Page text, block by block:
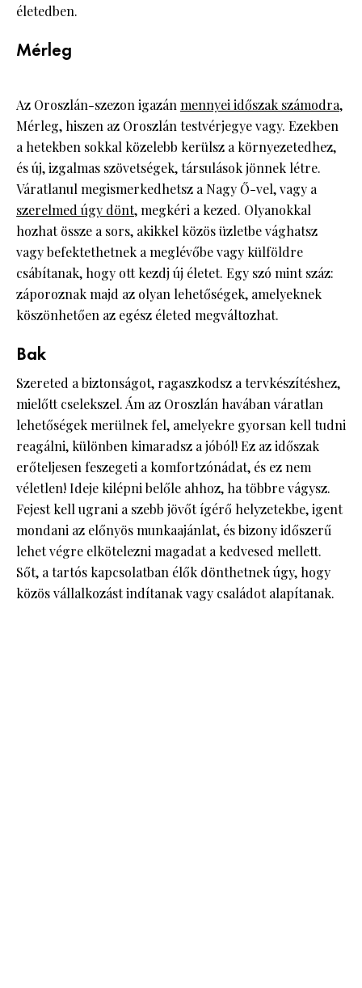
életedben.
Mérleg
Az Oroszlán-szezon igazánmennyei időszak számodra,
Mérleg, hiszen az Oroszlán testvérjegye vagy. Ezekben
a hetekben sokkal közelebb kerülsz a környezetedhez,
és új, izgalmas szövetségek, társulások jönnek létre.
Váratlanul megismerkedhetsz a Nagy Ő-vel, vagy a
szerelmed úgy dönt, megkéri a kezed. Olyanokkal
hozhat össze a sors, akikkel közös üzletbe vághatsz
vagy befektethetnek a meglévőbe vagy külföldre
csábítanak, hogy ott kezdj új életet. Egy szó mint száz:
záporoznak majd az olyan lehetőségek, amelyeknek
köszönhetően az egész életed megváltozhat.
Bak
Szereted a biztonságot, ragaszkodsz a tervkészítéshez,
mielőtt cselekszel. Ám az Oroszlán havában váratlan
lehetőségek merülnek fel, amelyekre gyorsan kell tudni
reagálni, különben kimaradsz a jóból! Ez az időszak
erőteljesen feszegeti a komfortzónádat, és ez nem
véletlen! Ideje kilépni belőle ahhoz, ha többre vágysz.
Fejest kell ugrani a szebb jövőt ígérő helyzetekbe, igent
mondani az előnyös munkaajánlat, és bizony időszerű
lehet végre elkötelezni magadat a kedvesed mellett.
Sőt, a tartós kapcsolatban élők dönthetnek úgy, hogy
közös vállalkozást indítanak vagy családot alapítanak.